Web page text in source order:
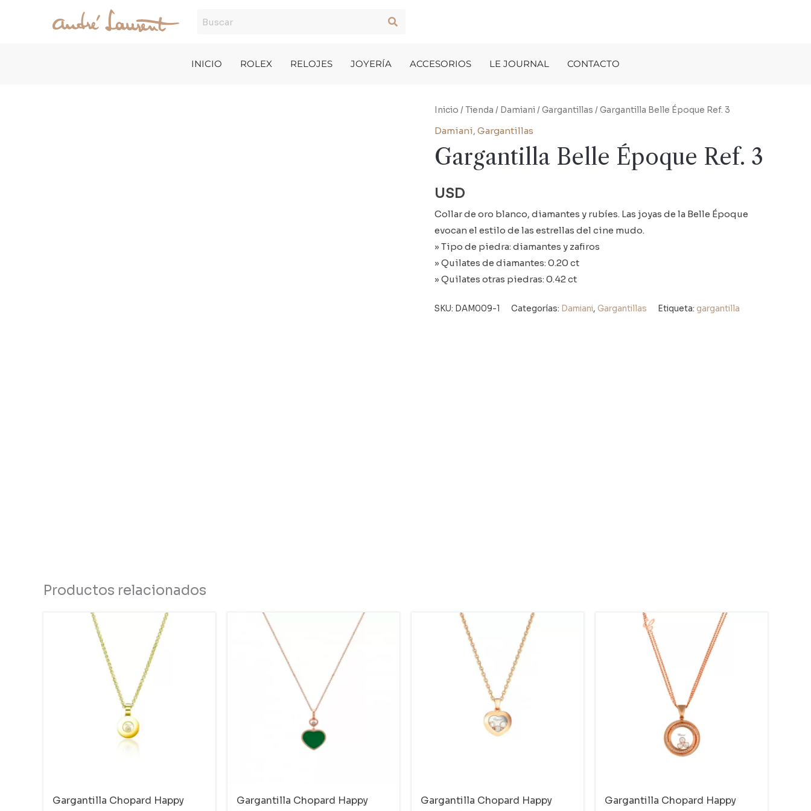
INICIO ROLEX RELOJES JOYERÍA ACCESORIOS LE JOURNAL CONTACTO
Inicio /Tienda / Damiani /Gargantillas / Gargantilla Belle Époque Ref. 3
Damiani, Gargantillas
Gargantilla Belle Époque Ref. 3
USD
Collar de oro blanco, diamantes y rubíes. Las joyas de la Belle Époque
evocan el estilo de las estrellas del cine mudo.
» Tipo de piedra: diamantes y zafiros
» Quilates de diamantes: 0.20 ct
» Quilates otras piedras: 0.42 ct
SKU: DAM009-1 Categorías: Damiani, Gargantillas Etiqueta: gargantilla
Productos relacionados
Gargantilla Chopard Happy
Gargantilla Chopard Happy
Gargantilla Chopard Happy
Gargantilla Chopard Happy